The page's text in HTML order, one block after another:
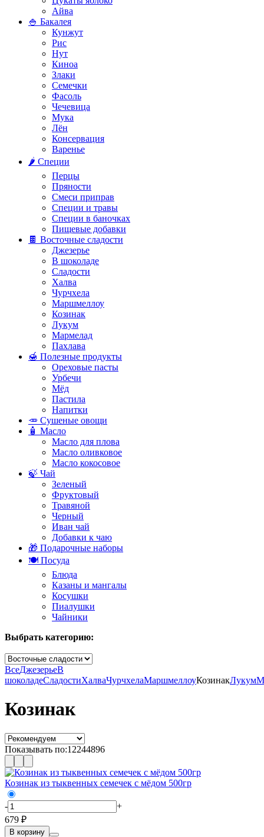
Айва
🍚 Бакалея
Кунжут
Рис
Нут
Киноа
Злаки
Семечки
Фасоль
Чечевица
Мука
Лён
Консервация
Варенье
🌶️ Специи
Перцы
Пряности
Смеси приправ
Специи и травы
Специи в баночках
Пищевые добавки
🍫 Восточные сладости
Джезерье
В шоколаде
Сладости
Халва
Чурчхела
Маршмеллоу
Козинак
Лукум
Мармелад
Пахлава
🍯 Полезные продукты
Ореховые пасты
Урбечи
Мёд
Пастила
Напитки
🥕 Сушеные овощи
🧴 Масло
Масло для плова
Масло оливковое
Масло кокосовое
🍃 Чай
Зеленый
Фруктовый
Травяной
Черный
Иван чай
Добавки к чаю
🎁 Подарочные наборы
🍽️ Посуда
Блюда
Казаны и мангалы
Косушки
Пиалушки
Чайники
Выбрать категорию:
ВсеДжезерьеВ
шоколадеСладостиХалваЧурчхелаМаршмеллоуКозинакЛукум
Козинак
Показывать по:12244896
Козинак из тыквенных семечек с мёдом 500гр
-
+
679 ₽
В корзину